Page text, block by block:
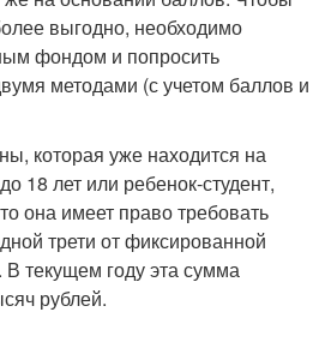
выгодно, необходимо
фондом и попросить
методами (с учетом баллов и
которая уже находится на
18 лет или ребенок-студент,
она имеет право требовать
трети от фиксированной
текущем году эта сумма
рублей.